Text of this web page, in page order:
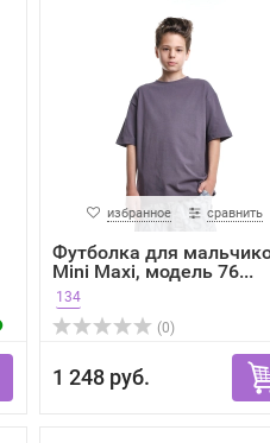
избранное сравнить
Футболка для
Mini Maxi, модель 76...
134
(0)
1 248 руб.